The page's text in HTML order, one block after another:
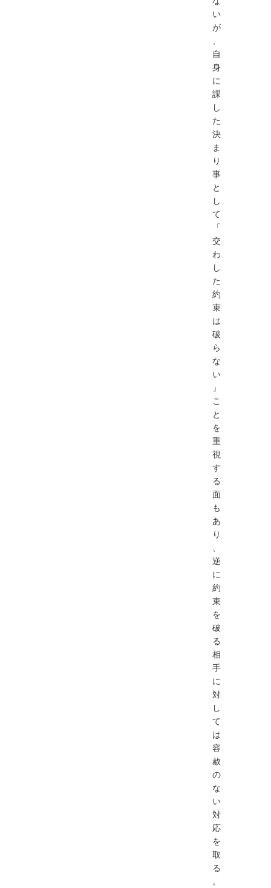
い
が
、
自
身
に
課
し
た
決
ま
り
事
と
し
て
「
交
わ
し
た
約
束
は
破
ら
な
い
」
こ
と
を
重
視
す
る
面
も
あ
り
、
逆
に
約
束
を
破
る
相
手
に
対
し
て
は
容
赦
の
な
い
対
応
を
取
る
。